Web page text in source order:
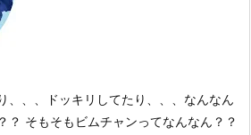
、、 ドッキリしてたり、、、 なんなん
？ そもそも ビムチャンってなんなん？？